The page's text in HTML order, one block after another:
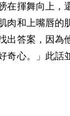
在揮舞向上，
肉和上嘴唇的
出答案，因為
奇心。」此話